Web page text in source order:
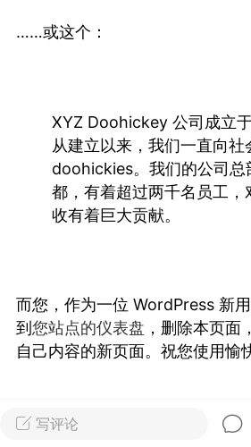
曲奇小饼干
写评论
……或这个：
XYZ Doohickey 公司成立
从建立以来，我们一直向社
doohickies。我们的公司总
都，有着超过两千名员工，
收有着巨大贡献。
而您，作为一位 WordPress 新
到 您站点的仪表盘 ，删除本页面
自己内容的新页面。祝您使用愉